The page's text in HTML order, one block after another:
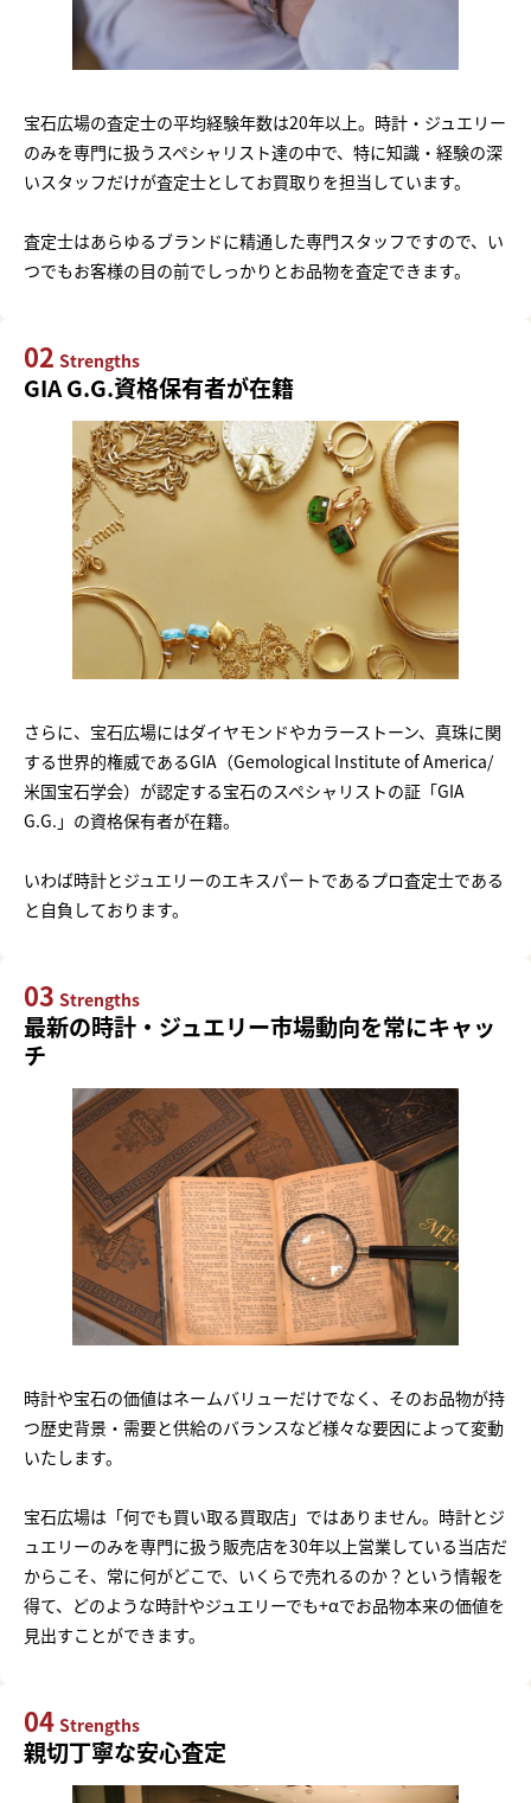
宝石広場の査定士の平均経験年数は20年以上。時計・ジュエリー
のみを専門に扱うスペシャリスト達の中で、特に知識・経験の深
いスタッフだけが査定士としてお買取りを担当しています。
査定士はあらゆるブランドに精通した専門スタッフですので、い
つでもお客様の目の前でしっかりとお品物を査定できます。
02 Strengths
GIA G.G.資格保有者が在籍
さらに、宝石広場にはダイヤモンドやカラーストーン、真珠に関
する世界的権威であるGIA（Gemological Institute of America/
米国宝石学会）が認定する宝石のスペシャリストの証「GIA
G.G.」の資格保有者が在籍。
いわば時計とジュエリーのエキスパートであるプロ査定士である
と自負しております。
03 Strengths
最新の時計・ジュエリー市場動向を常にキャッ
チ
時計や宝石の価値はネームバリューだけでなく、そのお品物が持
つ歴史背景・需要と供給のバランスなど様々な要因によって変動
いたします。
宝石広場は「何でも買い取る買取店」ではありません。時計とジ
ュエリーのみを専門に扱う販売店を30年以上営業している当店だ
からこそ、常に何がどこで、いくらで売れるのか？という情報を
得て、どのような時計やジュエリーでも+αでお品物本来の価値を
見出すことができます。
04 Strengths
親切丁寧な安心査定